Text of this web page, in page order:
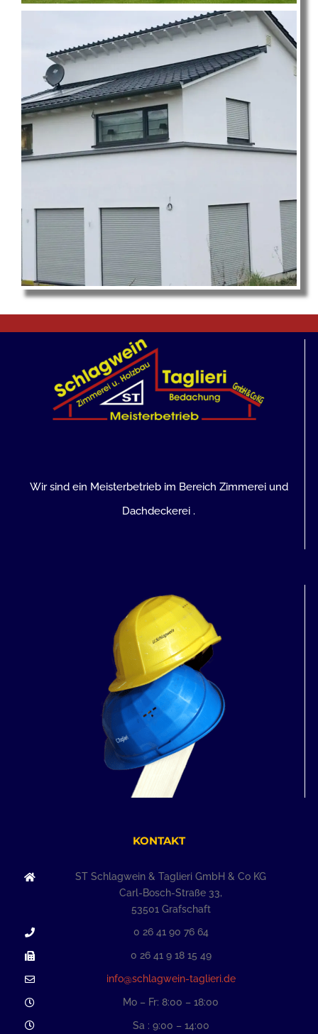
Wir sind ein Meisterbetrieb im Bereich Zimmerei und
Dachdeckerei .
KONTAKT
ST Schlagwein & Taglieri GmbH & Co KG
Carl-Bosch-Straße 33,
53501 Grafschaft
0 26 41 90 76 64
0 26 41 9 18 15 49
info@schlagwein-taglieri.de
Mo – Fr: 8:00 – 18:00
Sa : 9:00 – 14:00